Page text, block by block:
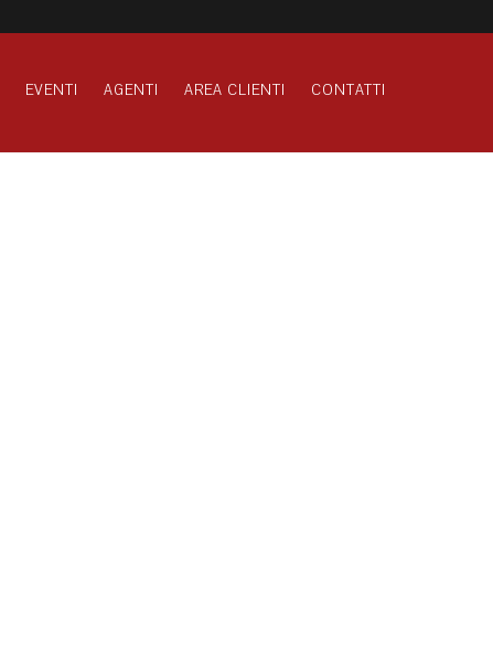
EVENTI AGENTI AREA CLIENTI CONTATTI